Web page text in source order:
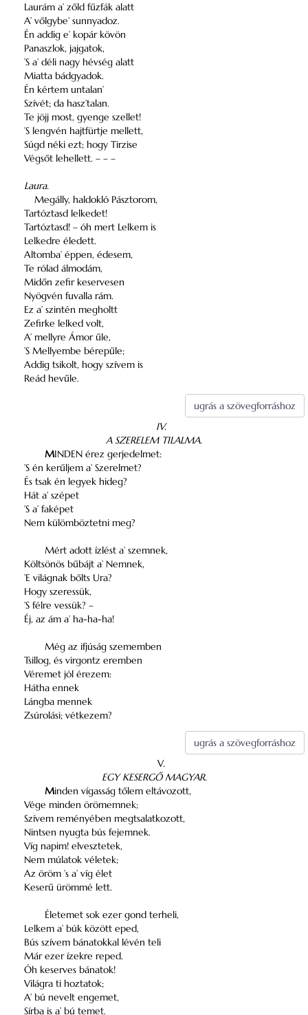
Laurám a’ zőld fűzfák alatt
A’ vőlgybe’ sunnyadoz.
Én addig e’ kopár kövön
Panaszlok, jajgatok,
’S a’ déli nagy hévség alatt
Miatta bádgyadok.
Én kértem untalan’
Szívét; da hasz’talan.
Te jöjj most, gyenge szellet!
’S lengvén hajtfürtje mellett,
Súgd néki ezt; hogy Tirzise
Végsőt lehellett. – – –
Laura.
Megálly, haldokló Pásztorom,
Tartóztasd lelkedet!
Tartóztasd! – óh mert Lelkem is
Lelkedre éledett.
Altomba’ éppen, édesem,
Te rólad álmodám,
Midőn zefir keservesen
Nyögvén fuvalla rám.
Ez a’ szintén megholtt
Zefirke lelked volt,
A’ mellyre Ámor űle,
’S Mellyembe bérepűle;
Addig tsikolt, hogy szívem is
Reád hevűle.
ugrás a szövegforráshoz
IV.
A SZERELEM TILALMA.
MINDEN érez gerjedelmet:
’S én kerűljem a’ Szerelmet?
És tsak én legyek hideg?
Hát a’ szépet
’S a’ faképet
Nem külömböztetni meg?
Mért adott ízlést a’ szemnek,
Költsönös bűbájt a’ Nemnek,
’E világnak bőlts Ura?
Hogy szeressük,
’S félre vessük? –
Éj, az ám a’ ha-ha-ha!
Még az ifjúság szememben
Tsillog, és virgontz eremben
Véremet jól érezem:
Hátha ennek
Lángba mennek
Zsúrolási; vétkezem?
ugrás a szövegforráshoz
V.
EGY KESERGŐ MAGYAR.
Minden vígasság tőlem eltávozott,
Vége minden örömemnek;
Szívem reményében megtsalatkozott,
Nintsen nyugta bús fejemnek.
Víg napim! elvesztetek,
Nem múlatok véletek;
Az öröm ’s a’ víg élet
Keserű ürömmé lett.
Életemet sok ezer gond terheli,
Lelkem a’ búk között eped,
Bús szívem bánatokkal lévén teli
Már ezer ízekre reped.
Óh keserves bánatok!
Világra ti hoztatok;
A’ bú nevelt engemet,
Sírba is a’ bú temet.